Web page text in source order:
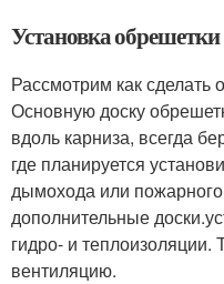
Установка обрешетки
Рассмотрим как сделать
Основную доску
вдоль карниза, всегда
где планируется
дымохода или
дополнительные
гидро- и
вентиляцию.